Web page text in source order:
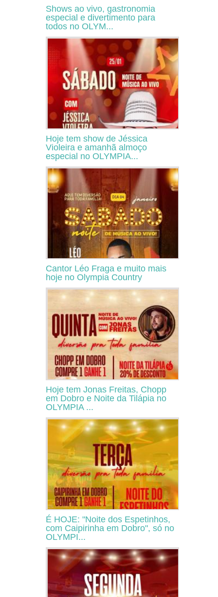
Shows ao vivo, gastronomia
especial e divertimento para
todos no OLYM...
Hoje tem show de Jéssica
Violeira e amanhã almoço
especial no OLYMPIA...
Cantor Léo Fraga e muito mais
hoje no Olympia Country
Hoje tem Jonas Freitas, Chopp
em Dobro e Noite da Tilápia no
OLYMPIA ...
É HOJE: "Noite dos Espetinhos,
com Caipirinha em Dobro", só no
OLYMPI...